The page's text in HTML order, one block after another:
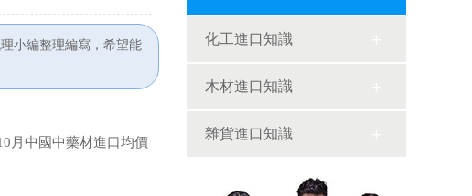
小編整理編寫，希望能
月中國中藥材進口均價
化工進口知識
木材進口知識
雜貨進口知識